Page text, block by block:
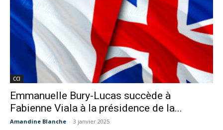
CCI
Emmanuelle Bury-Lucas succède à
Fabienne Viala à la présidence de la...
Amandine Blanche - 3 janvier 2025